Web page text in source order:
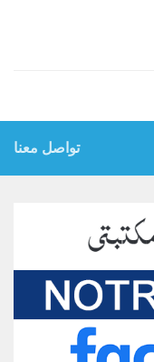
تواصل معنا